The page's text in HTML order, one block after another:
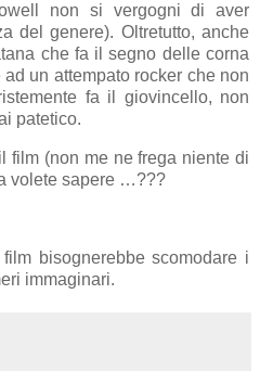
non si vergogni di aver
del genere). Oltretutto, anche
che fa il segno delle corna
un attempato rocker che non
fa il giovincello, non
patetico.
film (non me ne frega niente di
volete sapere …???
bisognerebbe scomodare i
immaginari.